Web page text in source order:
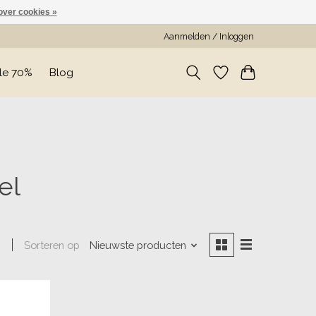
Aanmelden / Inloggen
70% Blog
Sorteren op Nieuwste producten
cookies »